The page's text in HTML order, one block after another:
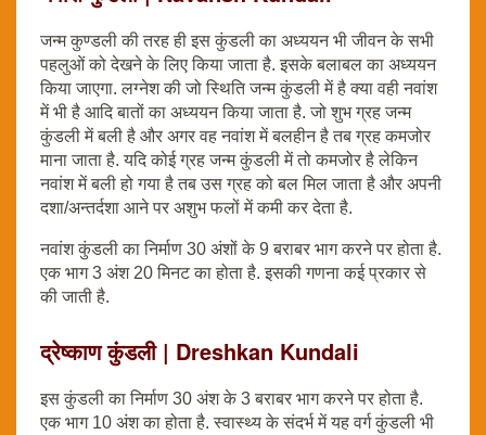
जन्म कुण्डली की तरह ही इस कुंडली का अध्ययन भी जीवन के सभी
पहलुओं को देखने के लिए किया जाता है. इसके बलाबल का अध्ययन
किया जाएगा. लग्नेश की जो स्थिति जन्म कुंडली में है क्या वही नवांश
में भी है आदि बातों का अध्ययन किया जाता है. जो शुभ ग्रह जन्म
कुंडली में बली है और अगर वह नवांश में बलहीन है तब ग्रह कमजोर
माना जाता है. यदि कोई ग्रह जन्म कुंडली में तो कमजोर है लेकिन
नवांश में बली हो गया है तब उस ग्रह को बल मिल जाता है और अपनी
दशा/अन्तर्दशा आने पर अशुभ फलों में कमी कर देता है.
नवांश कुंडली का निर्माण 30 अंशों के 9 बराबर भाग करने पर होता है.
एक भाग 3 अंश 20 मिनट का होता है. इसकी गणना कई प्रकार से
की जाती है.
द्रेष्काण कुंडली | Dreshkan Kundali
इस कुंडली का निर्माण 30 अंश के 3 बराबर भाग करने पर होता है.
एक भाग 10 अंश का होता है. स्वास्थ्य के संदर्भ में यह वर्ग कुंडली भी